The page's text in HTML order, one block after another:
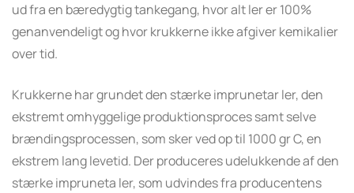
ud fra en bæredygtig tankegang, hvor alt ler er 100%
genanvendeligt og hvor krukkerne ikke afgiver kemikalier
over tid.
Krukkerne har grundet den stærke imprunetar ler, den
ekstremt omhyggelige produktionsproces samt selve
brændingsprocessen, som sker ved op til 1000 gr C, en
ekstrem lang levetid. Der produceres udelukkende af den
stærke impruneta ler, som udvindes fra producentens